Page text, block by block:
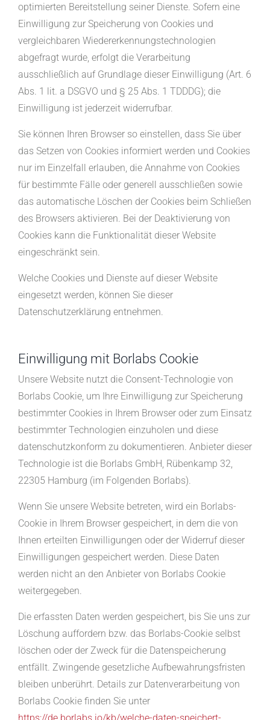
optimierten Bereitstellung seiner Dienste. Sofern eine
Einwilligung zur Speicherung von Cookies und
vergleichbaren Wiedererkennungstechnologien
abgefragt wurde, erfolgt die Verarbeitung
ausschließlich auf Grundlage dieser Einwilligung (Art. 6
Abs. 1 lit. a DSGVO und § 25 Abs. 1 TDDDG); die
Einwilligung ist jederzeit widerrufbar.
Sie können Ihren Browser so einstellen, dass Sie über
das Setzen von Cookies informiert werden und Cookies
nur im Einzelfall erlauben, die Annahme von Cookies
für bestimmte Fälle oder generell ausschließen sowie
das automatische Löschen der Cookies beim Schließen
des Browsers aktivieren. Bei der Deaktivierung von
Cookies kann die Funktionalität dieser Website
eingeschränkt sein.
Welche Cookies und Dienste auf dieser Website
eingesetzt werden, können Sie dieser
Datenschutzerklärung entnehmen.
Einwilligung mit Borlabs Cookie
Unsere Website nutzt die Consent-Technologie von
Borlabs Cookie, um Ihre Einwilligung zur Speicherung
bestimmter Cookies in Ihrem Browser oder zum Einsatz
bestimmter Technologien einzuholen und diese
datenschutzkonform zu dokumentieren. Anbieter dieser
Technologie ist die Borlabs GmbH, Rübenkamp 32,
22305 Hamburg (im Folgenden Borlabs).
Wenn Sie unsere Website betreten, wird ein Borlabs-
Cookie in Ihrem Browser gespeichert, in dem die von
Ihnen erteilten Einwilligungen oder der Widerruf dieser
Einwilligungen gespeichert werden. Diese Daten
werden nicht an den Anbieter von Borlabs Cookie
weitergegeben.
Die erfassten Daten werden gespeichert, bis Sie uns zur
Löschung auffordern bzw. das Borlabs-Cookie selbst
löschen oder der Zweck für die Datenspeicherung
entfällt. Zwingende gesetzliche Aufbewahrungsfristen
bleiben unberührt. Details zur Datenverarbeitung von
Borlabs Cookie finden Sie unter